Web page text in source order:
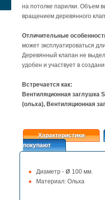
на потолке парилки. Объем
вращением деревянного
Отличительные
может эксплуатироваться
Деревянный клапан не
удобен и участвует в
Встречается как:
Вентиляционная заглушка
(ольха), Вентиляционная
Характеристики
покупают
Диаметр - ø 100 мм.
Материал: Ольха